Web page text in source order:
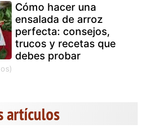
Cómo hacer una
ensalada de arroz
perfecta: consejos,
trucos y recetas que
debes probar
artículos